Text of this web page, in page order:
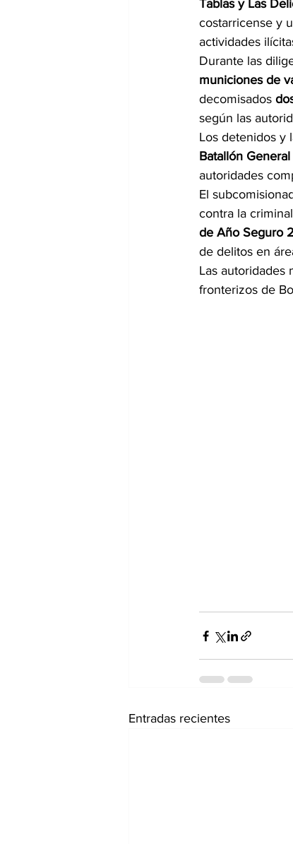
Tablas y Las
costarricense y
actividades
Durante las
municiones de
decomisados
según las
Los detenidos y
Batallón
autoridades
El
contra la
de Año Seguro
de delitos en
Las autoridades
fronterizos de
Entradas recientes